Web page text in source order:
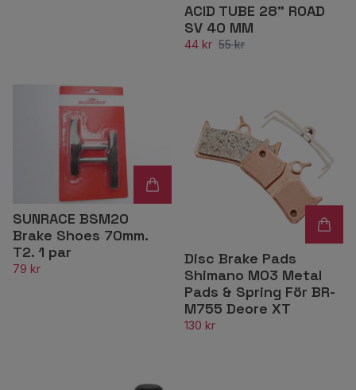
ACID TUBE 28" ROAD
SV 40 MM
44 kr 55 kr
SUNRACE BSM20
Brake Shoes 70mm.
T2. 1 par
79 kr
Disc Brake Pads
Shimano M03 Metal
Pads & Spring För BR-
M755 Deore XT
130 kr